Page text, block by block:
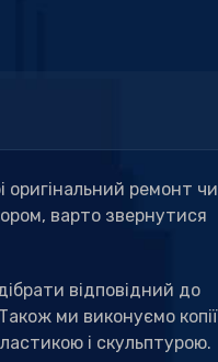
оригінальний ремонт чи
варто звернутися
відповідний до
ми виконуємо копії
і скульптурою.